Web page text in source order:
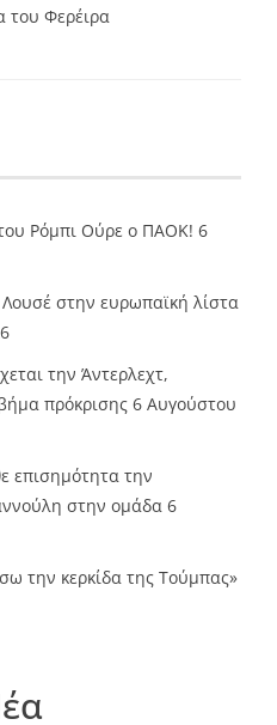
του Φερέιρα
Ρόμπι Ούρε ο ΠΑΟΚ! 6
στην ευρωπαϊκή λίστα
την Άντερλεχτ,
πρόκρισης 6 Αυγούστου
επισημότητα την
στην ομάδα 6
την κερκίδα της Τούμπας»